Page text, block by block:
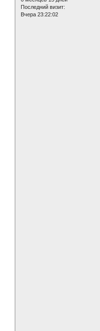
Последний визит:
Вчера 23:22:02